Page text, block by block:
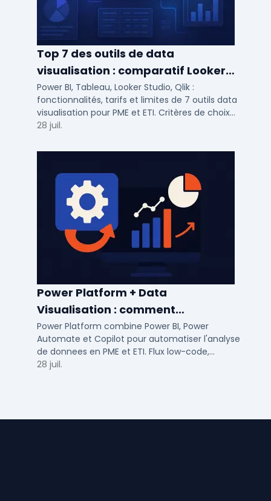
Top 7 des outils de data
visualisation : comparatif Looker
Studio, Tableau vs Power BI et
autres
Power BI, Tableau, Looker Studio, Qlik :
fonctionnalités, tarifs et limites de 7 outils data
visualisation pour PME et ETI. Critères de choix
selon votre SI et vos cas d'usage.
28 juil.
Power Platform + Data
Visualisation : comment
automatiser l’analyse de vos
données ?
Power Platform combine Power BI, Power
Automate et Copilot pour automatiser l'analyse
de donnees en PME et ETI. Flux low-code,
tableaux de bord temps reel et gouvernance
28 juil.